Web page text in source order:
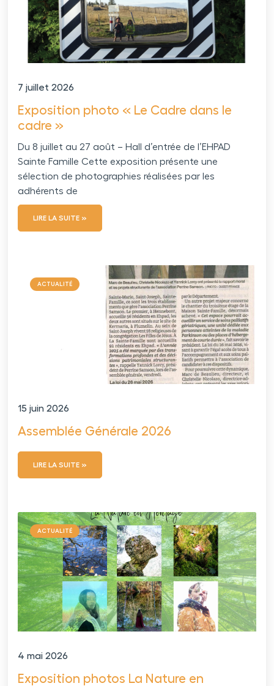
Exposition photo « Le Cadre dans le
cadre »
Du 8 juillet au 27 août – Hall d’entrée de l’EHPAD
Sainte Famille Cette exposition présente une
sélection de photographies réalisées par les
adhérents de
LIRE LA SUITE »
7 juillet 2026
ACTUALITÉ
Assemblée Générale 2026
LIRE LA SUITE »
15 juin 2026
ACTUALITÉ
Exposition photos La Nature en
4 mai 2026